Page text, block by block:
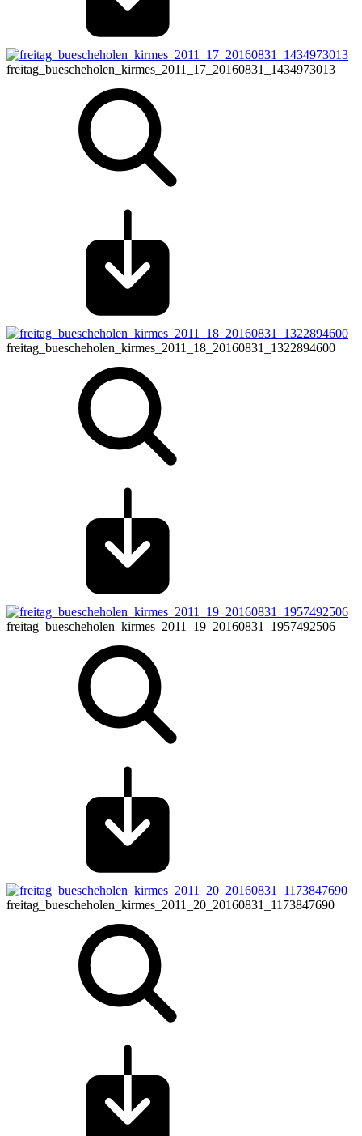
freitag_buescheholen_kirmes_2011_17_20160831_1434973013
freitag_buescheholen_kirmes_2011_18_20160831_1322894600
freitag_buescheholen_kirmes_2011_19_20160831_1957492506
freitag_buescheholen_kirmes_2011_20_20160831_1173847690